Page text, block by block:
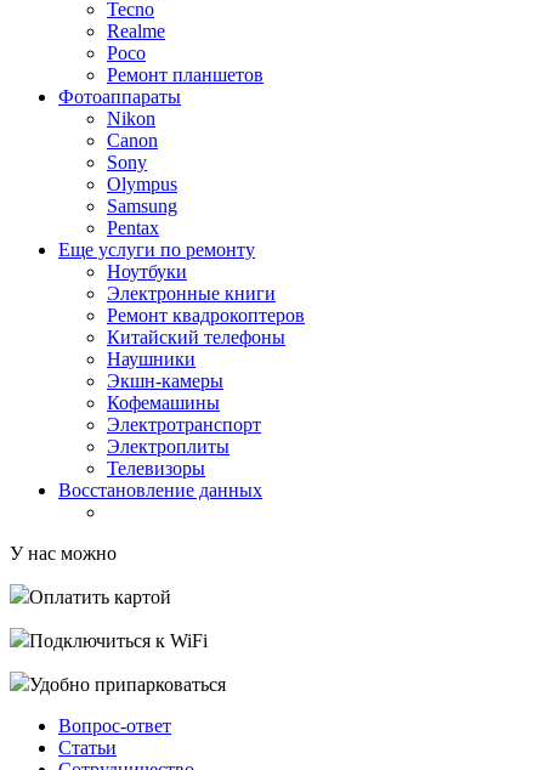
Tecno
Realme
Poco
Ремонт планшетов
Фотоаппараты
Nikon
Canon
Sony
Olympus
Samsung
Pentax
Еще услуги по ремонту
Ноутбуки
Электронные книги
Ремонт квадрокоптеров
Китайский телефоны
Наушники
Экшн-камеры
Кофемашины
Электротранспорт
Электроплиты
Телевизоры
Восстановление данных
У нас можно
Оплатить картой
Подключиться к WiFi
Удобно припарковаться
Вопрос-ответ
Статьи